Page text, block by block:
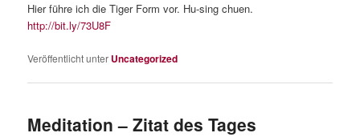
Hier führe ich die Tiger Form vor. Hu-sing chuen.
http://bit.ly/73U8F
Veröffentlicht unter Uncategorized
Meditation – Zitat des Tages